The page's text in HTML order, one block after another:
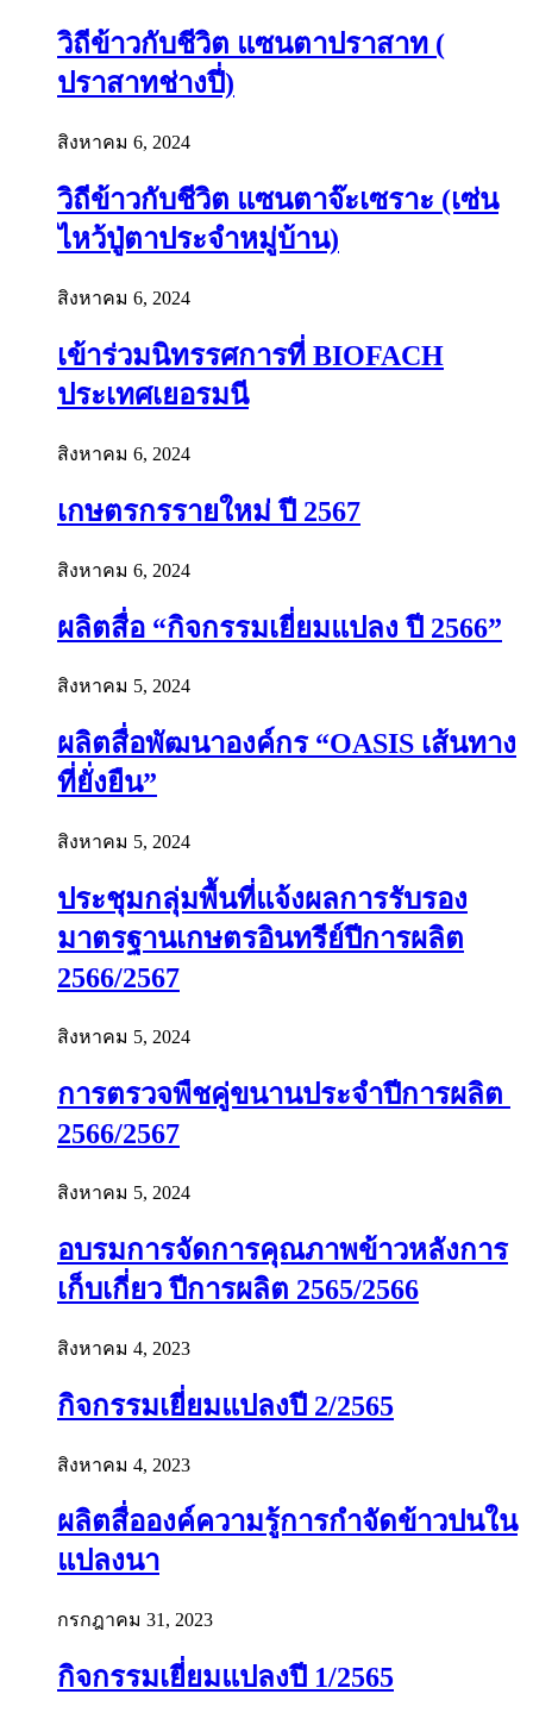
วิถีข้าวกับชีวิต แซนตาปราสาท (
ปราสาทช่างปี่)
สิงหาคม 6, 2024
วิถีข้าวกับชีวิต แซนตาจ๊ะเซราะ (เซ่น
ไหว้ปู่ตาประจำหมู่บ้าน)
สิงหาคม 6, 2024
เข้าร่วมนิทรรศการที่ BIOFACH
ประเทศเยอรมนี
สิงหาคม 6, 2024
เกษตรกรรายใหม่ ปี 2567
สิงหาคม 6, 2024
ผลิตสื่อ “กิจกรรมเยี่ยมแปลง ปี 2566”
สิงหาคม 5, 2024
ผลิตสื่อพัฒนาองค์กร “OASIS เส้นทาง
ที่ยั่งยืน”
สิงหาคม 5, 2024
ประชุมกลุ่มพื้นที่แจ้งผลการรับรอง
มาตรฐานเกษตรอินทรีย์ปีการผลิต
2566/2567
สิงหาคม 5, 2024
การตรวจพืชคู่ขนานประจำปีการผลิต
2566/2567
สิงหาคม 5, 2024
อบรมการจัดการคุณภาพข้าวหลังการ
เก็บเกี่ยว ปีการผลิต 2565/2566
สิงหาคม 4, 2023
กิจกรรมเยี่ยมแปลงปี 2/2565
สิงหาคม 4, 2023
ผลิตสื่อองค์ความรู้การกำจัดข้าวปนใน
แปลงนา
กรกฎาคม 31, 2023
กิจกรรมเยี่ยมแปลงปี 1/2565